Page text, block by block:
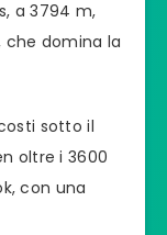
a 3794 m,
che domina la
sotto il
oltre i 3600
con una